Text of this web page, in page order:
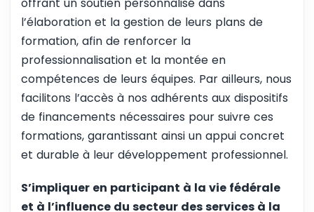
l’élaboration et la gestion de leurs plans de
formation, afin de renforcer la
professionnalisation et la montée en
compétences de leurs équipes. Par ailleurs, nous
facilitons l’accès à nos adhérents aux dispositifs
de financements nécessaires pour suivre ces
formations, garantissant ainsi un appui concret
et durable à leur développement professionnel.
S’impliquer en participant à la vie fédérale
et à l’influence du secteur des services à la